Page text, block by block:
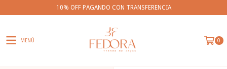
10% OFF PAGANDO CON TRANSFERENCIA
MENÚ 0